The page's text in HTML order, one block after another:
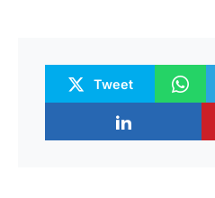
Tweet